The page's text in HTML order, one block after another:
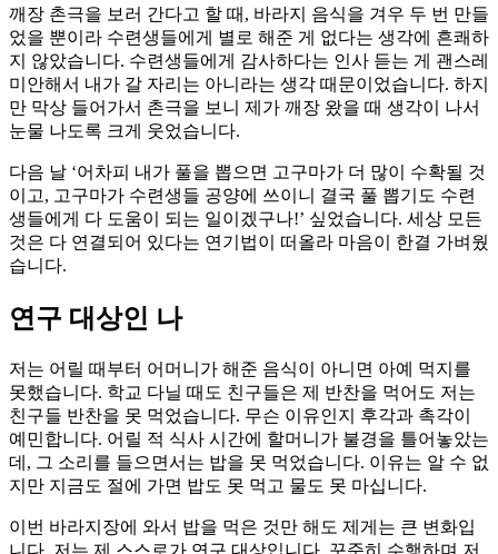
깨장 촌극을 보러 간다고 할 때, 바라지 음식을 겨우 두 번 만들
었을 뿐이라 수련생들에게 별로 해준 게 없다는 생각에 흔쾌하
지 않았습니다. 수련생들에게 감사하다는 인사 듣는 게 괜스레
미안해서 내가 갈 자리는 아니라는 생각 때문이었습니다. 하지
만 막상 들어가서 촌극을 보니 제가 깨장 왔을 때 생각이 나서
눈물 나도록 크게 웃었습니다.
다음 날 ‘어차피 내가 풀을 뽑으면 고구마가 더 많이 수확될 것
이고, 고구마가 수련생들 공양에 쓰이니 결국 풀 뽑기도 수련
생들에게 다 도움이 되는 일이겠구나!’ 싶었습니다. 세상 모든
것은 다 연결되어 있다는 연기법이 떠올라 마음이 한결 가벼웠
습니다.
연구 대상인 나
저는 어릴 때부터 어머니가 해준 음식이 아니면 아예 먹지를
못했습니다. 학교 다닐 때도 친구들은 제 반찬을 먹어도 저는
친구들 반찬을 못 먹었습니다. 무슨 이유인지 후각과 촉각이
예민합니다. 어릴 적 식사 시간에 할머니가 불경을 틀어놓았는
데, 그 소리를 들으면서는 밥을 못 먹었습니다. 이유는 알 수 없
지만 지금도 절에 가면 밥도 못 먹고 물도 못 마십니다.
이번 바라지장에 와서 밥을 먹은 것만 해도 제게는 큰 변화입
니다. 저는 제 스스로가 연구 대상입니다. 꾸준히 수행하며 저